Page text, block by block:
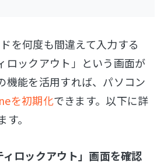
を何度も間違えて入力する
ロックアウト」という画面が
機能を活用すれば、パソコン
を初期化できます。以下に詳
。
ィロックアウト」画面を確認